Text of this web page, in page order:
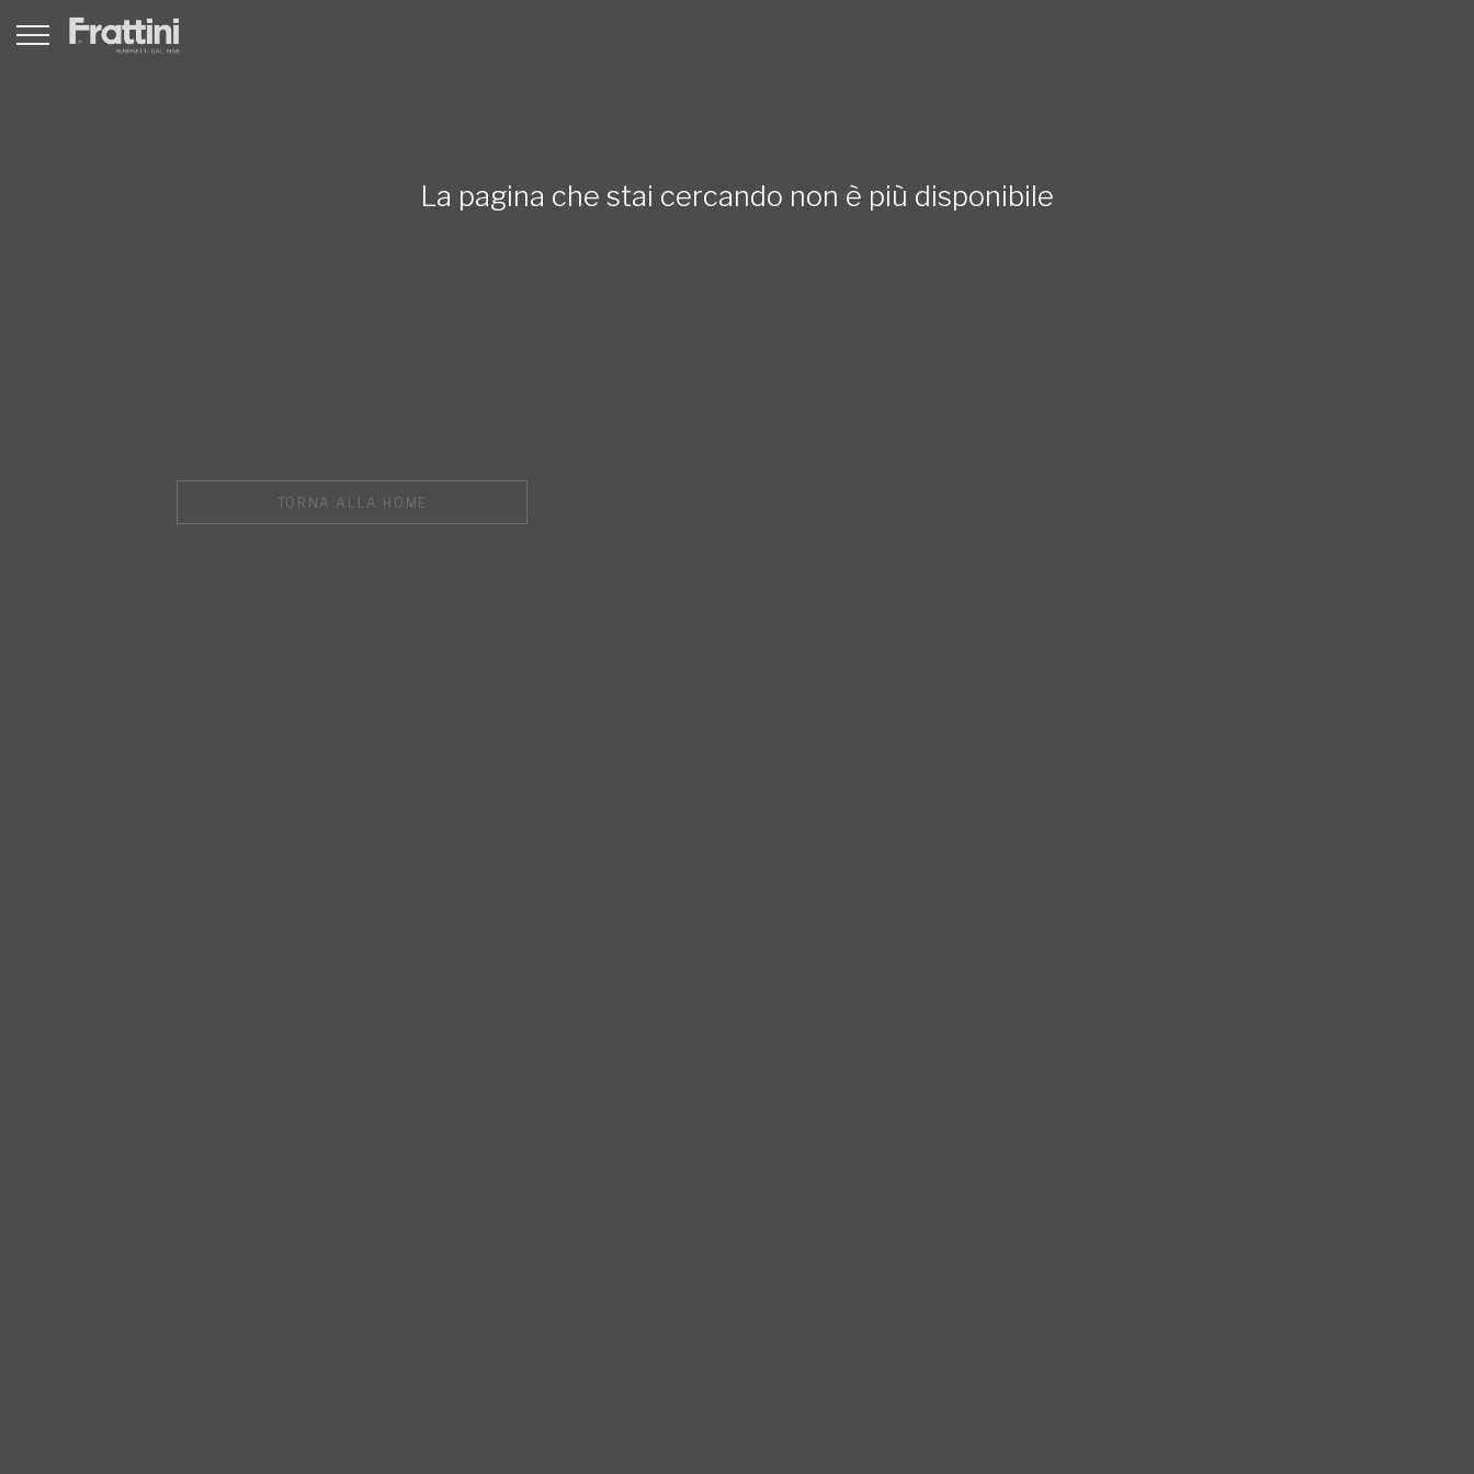
La pagina che stai cercando non è più disponibile
TORNA ALLA HOME